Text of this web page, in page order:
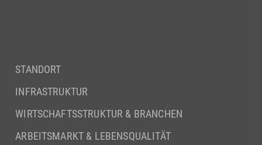
STANDORT
INFRASTRUKTUR
WIRTSCHAFTSSTRUKTUR & BRANCHEN
ARBEITSMARKT & LEBENSQUALITÄT